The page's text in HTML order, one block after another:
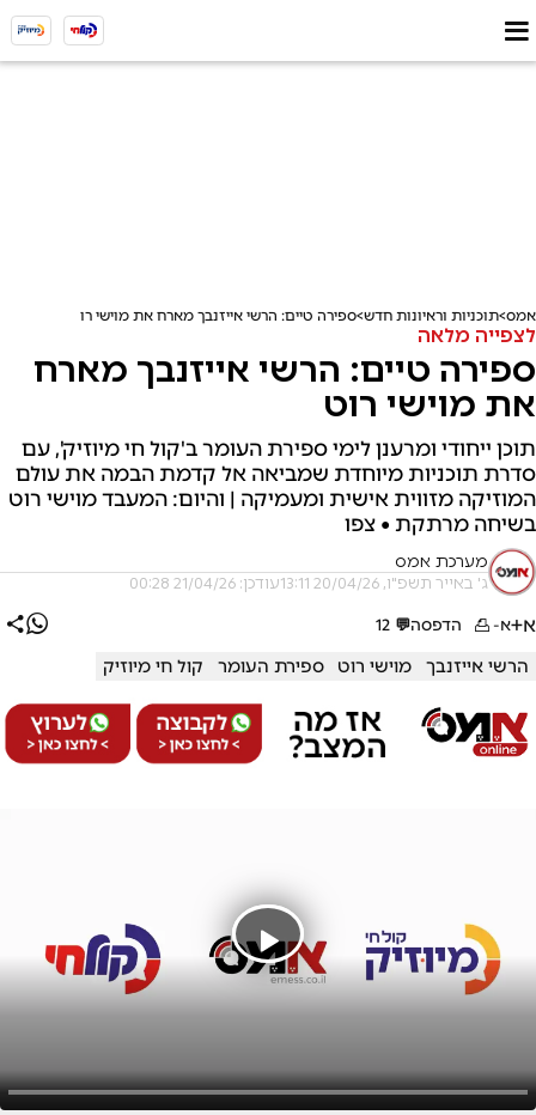
אמס תוכניות וראיונות חדש ספירה טיים: הרשי אייזנבך מארח את מוישי רוט
לצפייה מלאה
ספירה טיים: הרשי אייזנבך מארח
את מוישי רוט
תוכן ייחודי ומרענן לימי ספירת העומר ב'קול חי מיוזיק', עם
סדרת תוכניות מיוחדת שמביאה אל קדמת הבמה את עולם
המוזיקה מזווית אישית ומעמיקה | והיום: המעבד מוישי רוט
בשיחה מרתקת • צפו
מערכת אמס
ג' באייר תשפ"ו, 20/04/26 13:11 עודכן: 21/04/26 00:28
א+א- הדפסה💬
12
הרשי אייזנבך מוישי רוט ספירת העומר קול חי מיוזיק